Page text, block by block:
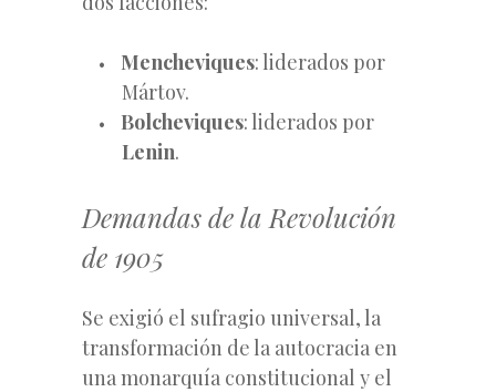
Mencheviques: liderados por
Mártov.
Bolcheviques: liderados por
Lenin.
Demandas de la Revolución
de 1905
Se exigió el sufragio universal, la
transformación de la autocracia en
una monarquía constitucional y el